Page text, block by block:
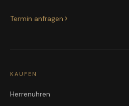
Termin anfragen
KAUFEN
Herrenuhren